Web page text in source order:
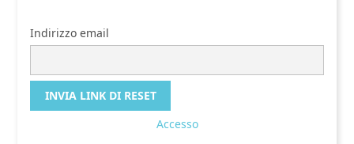
Indirizzo email
Accesso